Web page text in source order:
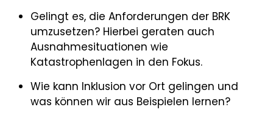
Gelingt es, die Anforderungen der BRK
umzusetzen? Hierbei geraten auch
Ausnahmesituationen wie
Katastrophenlagen in den Fokus.
Wie kann Inklusion vor Ort gelingen und
was können wir aus Beispielen lernen?